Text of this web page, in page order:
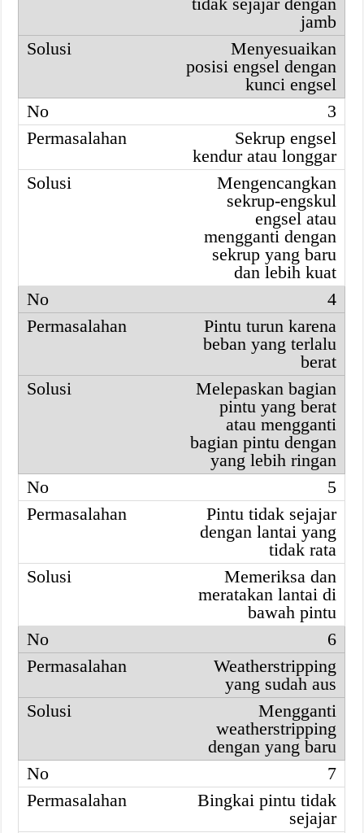
jamb
Menyesuaikan
posisi engsel dengan
kunci engsel
3
Sekrup engsel
kendur atau longgar
Mengencangkan
sekrup-engskul
engsel atau
mengganti dengan
sekrup yang baru
dan lebih kuat
4
Pintu turun karena
beban yang terlalu
berat
Melepaskan bagian
pintu yang berat
atau mengganti
bagian pintu dengan
yang lebih ringan
5
Pintu tidak sejajar
dengan lantai yang
tidak rata
Memeriksa dan
meratakan lantai di
bawah pintu
6
Weatherstripping
yang sudah aus
Mengganti
weatherstripping
dengan yang baru
7
Bingkai pintu tidak
sejajar